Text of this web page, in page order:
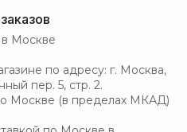
Москве
по адресу: г. Москва,
пер. 5, стр. 2.
Москве (в пределах МКАД)